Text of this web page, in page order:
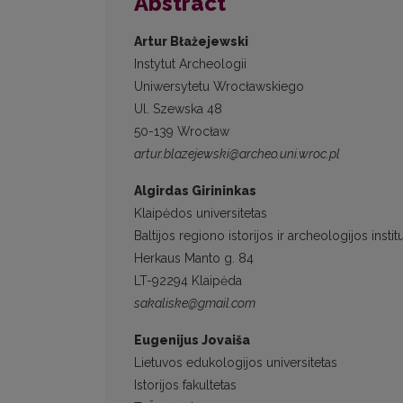
Artur Błażejewski
Instytut Archeologii
Uniwersytetu Wrocławskiego
Ul. Szewska 48
50-139 Wrocław
artur.blazejewski@archeo.uni.wroc.pl
Algirdas Girininkas
Klaipėdos universitetas
Baltijos regiono istorijos ir archeologijos
Herkaus Manto g. 84
LT-92294 Klaipėda
sakaliske@gmail.com
Eugenijus Jovaiša
Lietuvos edukologijos universitetas
Istorijos fakultetas